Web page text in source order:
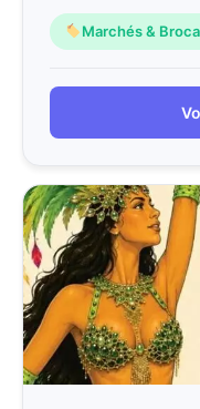
Marchés &